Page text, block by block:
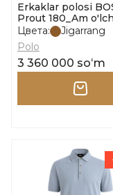
Erkaklar polosi BOSS C-
Prout 180_Am
Цвета:
Jigarrang
Polo
3 360 000 soʻm